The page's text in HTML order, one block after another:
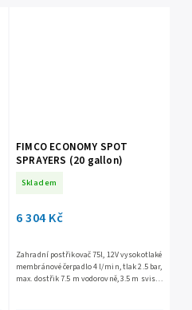
FIMCO ECONOMY SPOT
SPRAYERS (20 gallon)
Skladem
6 304 Kč
Zahradní postřikovač 75l, 12V vysokotlaké
membránové čerpadlo 4 l/min, tlak 2.5 bar,
max. dostřik 7.5 m vodorovně, 3.5 m svisle,